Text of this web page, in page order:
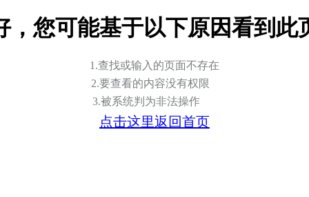
，您可能基于以下原因看到此
1.查找或输入的页面不存在
2.要查看的内容没有权限
3.被系统判为非法操作
点击这里返回首页